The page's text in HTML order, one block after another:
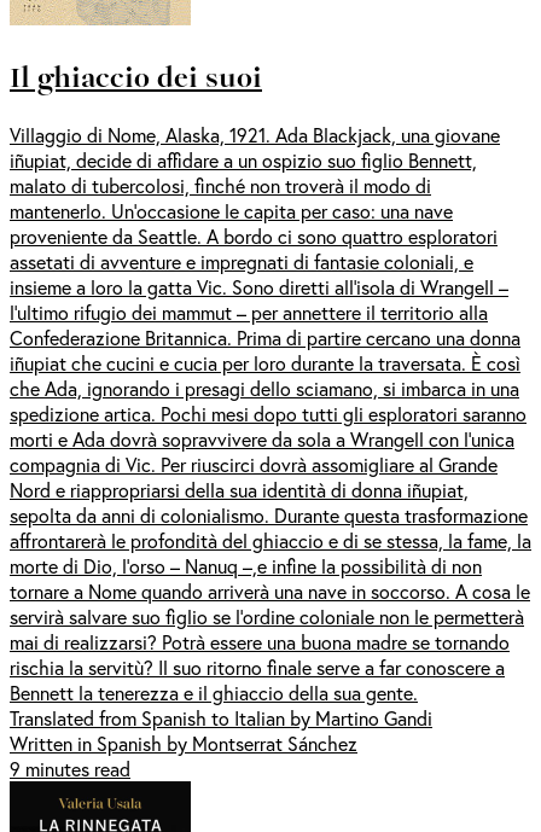
Il ghiaccio dei suoi
Villaggio di Nome, Alaska, 1921. Ada Blackjack, una giovane
iñupiat, decide di affidare a un ospizio suo figlio Bennett,
malato di tubercolosi, finché non troverà il modo di
mantenerlo. Un’occasione le capita per caso: una nave
proveniente da Seattle. A bordo ci sono quattro esploratori
assetati di avventure e impregnati di fantasie coloniali, e
insieme a loro la gatta Vic. Sono diretti all’isola di Wrangell –
l’ultimo rifugio dei mammut – per annettere il territorio alla
Confederazione Britannica. Prima di partire cercano una donna
iñupiat che cucini e cucia per loro durante la traversata. È così
che Ada, ignorando i presagi dello sciamano, si imbarca in una
spedizione artica. Pochi mesi dopo tutti gli esploratori saranno
morti e Ada dovrà sopravvivere da sola a Wrangell con l’unica
compagnia di Vic. Per riuscirci dovrà assomigliare al Grande
Nord e riappropriarsi della sua identità di donna iñupiat,
sepolta da anni di colonialismo. Durante questa trasformazione
affrontarerà le profondità del ghiaccio e di se stessa, la fame, la
morte di Dio, l’orso – Nanuq –,e infine la possibilità di non
tornare a Nome quando arriverà una nave in soccorso. A cosa le
servirà salvare suo figlio se l’ordine coloniale non le permetterà
mai di realizzarsi? Potrà essere una buona madre se tornando
rischia la servitù? Il suo ritorno finale serve a far conoscere a
Bennett la tenerezza e il ghiaccio della sua gente.
Translated from Spanish to Italian by Martino Gandi
Written in Spanish by Montserrat Sánchez
9 minutes read